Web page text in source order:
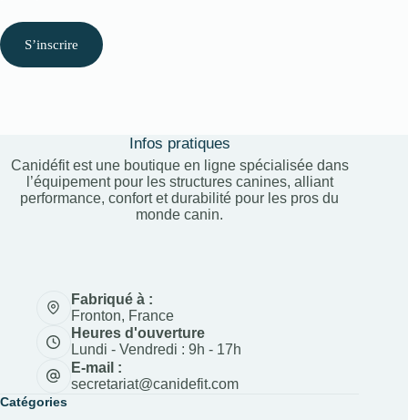
S’inscrire
Infos pratiques
Canidéfit est une boutique en ligne spécialisée dans
l’équipement pour les structures canines, alliant
performance, confort et durabilité pour les pros du
monde canin.
Fabriqué à :
Fronton, France
Heures d'ouverture
Lundi - Vendredi : 9h - 17h
E-mail :
secretariat@canidefit.com
Catégories